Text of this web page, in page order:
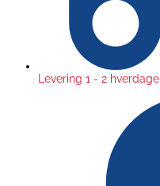
Levering 1 - 2 hverdage